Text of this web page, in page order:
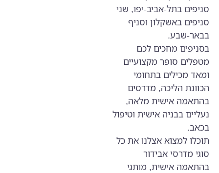
סניפים בתל-אביב-יפו, שני
סניפים באשקלון וסניף
בבאר-שבע.
בסניפים מחכים לכם
מטפלים סופר מקצועיים
ומאד מכילים בתחומי
הכוונת הליכה, מדרסים
בהתאמה אישית מלאה,
נעליים בבניה אישית וטיפול
בכאב.
תוכלו למצוא אצלנו את כל
סוגי מדרסי אבידור
בהתאמה אישית, מותגי